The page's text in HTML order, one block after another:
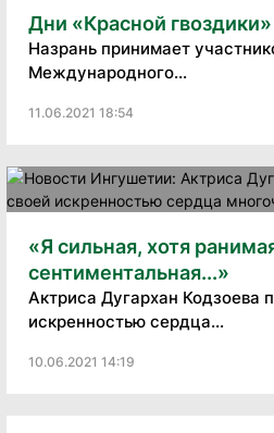
Дни «Красной
Назрань принимает
Международного...
11.06.2021 18:54
«Я сильная, хотя
сентиментальная...»
Актриса Дугархан Кодзоева
искренностью сердца...
10.06.2021 14:19